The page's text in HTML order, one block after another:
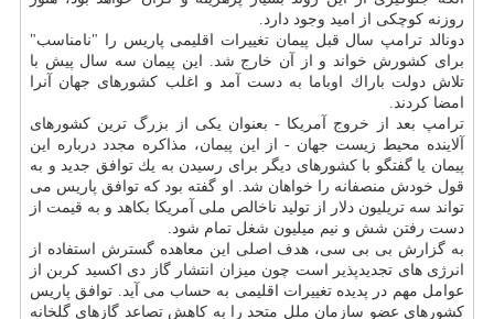
روزنه كوچكی از امید وجود دارد.
دونالد ترامپ سال قبل پیمان تغییرات اقلیمی پاریس را "نامناسب"
برای كشورش خواند و از آن خارج شد. این پیمان سه سال پیش با
تلاش دولت باراك اوباما به دست آمد و اغلب كشورهای جهان آنرا
امضا كردند.
ترامپ بعد از خروج آمریكا - بعنوان یكی از بزرگ ترین كشورهای
آلاینده محیط زیست جهان - از این پیمان، مذاكره مجدد درباره این
پیمان یا گفتگو با كشورهای دیگر برای رسیدن به یك توافق جدید و به
قول خودش منصفانه را خواهان شد. او گفته بود كه توافق پاریس می
تواند سه تریلیون دلار از تولید ناخالص ملی آمریكا بكاهد و به قیمت از
دست رفتن شش و نیم میلیون شغل تمام شود.
به گزارش بی بی سی، هدف اصلی این معاهده گسترش استفاده از
انرژی های تجدیدپذیر است چون میزان انتشار گاز دی اكسید كربن از
عوامل مهم در پدیده تغییرات اقلیمی به حساب می آید. توافق پاریس
كشورهای عضو سازمان ملل متحد را به كاهش تصاعد گازهای گلخانه